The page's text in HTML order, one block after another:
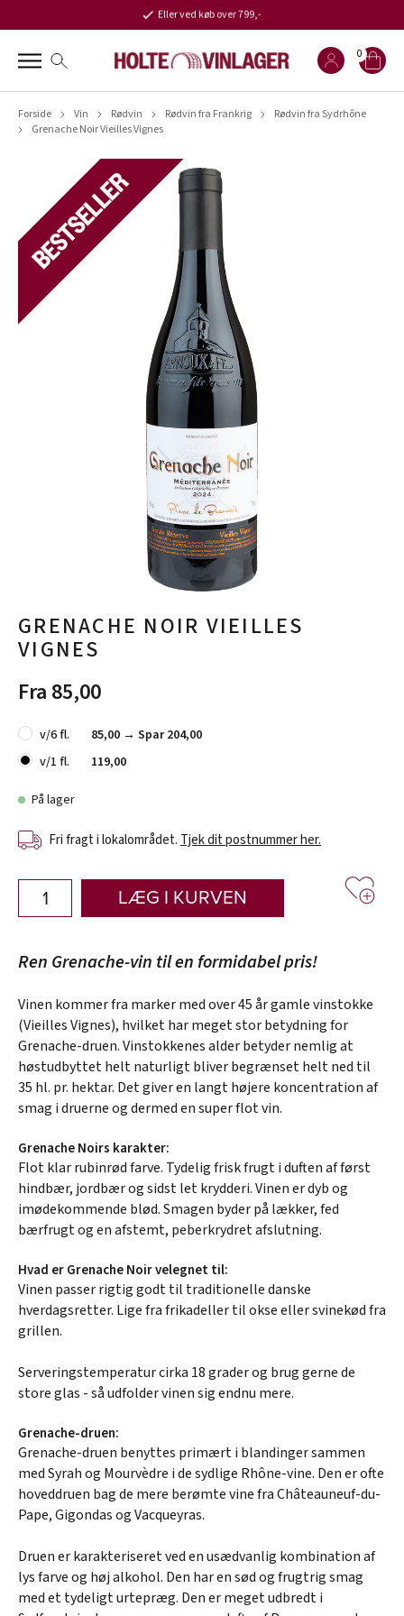
Eller ved køb over 799,-
0
Forside Vin Rødvin Rødvin fra Frankrig
Rødvin fra Sydrhône
Grenache Noir Vieilles Vignes
GRENACHE NOIR VIEILLES
VIGNES
Fra 85,00
v/6 fl. 85,00 → Spar 204,00
v/1 fl.
119,00
På lager
Fri fragt i lokalområdet. Tjek dit postnummer her.
LÆG I KURVEN
Ren Grenache-vin til en formidabel pris!
Vinen kommer fra marker med over 45 år gamle vinstokke
(Vieilles Vignes), hvilket har meget stor betydning for
Grenache-druen. Vinstokkenes alder betyder nemlig at
høstudbyttet helt naturligt bliver begrænset helt ned til
35 hl. pr. hektar. Det giver en langt højere koncentration af
smag i druerne og dermed en super flot vin.
Grenache Noirs karakter:
Flot klar rubinrød farve. Tydelig frisk frugt i duften af først
hindbær, jordbær og sidst let krydderi. Vinen er dyb og
imødekommende blød. Smagen byder på lækker, fed
bærfrugt og en afstemt, peberkrydret afslutning.
Hvad er Grenache Noir velegnet til:
Vinen passer rigtig godt til traditionelle danske
hverdagsretter. Lige fra frikadeller til okse eller svinekød fra
grillen.
Serveringstemperatur cirka 18 grader og brug gerne de
store glas - så udfolder vinen sig endnu mere.
Grenache-druen:
Grenache-druen benyttes primært i blandinger sammen
med Syrah og Mourvèdre i de sydlige Rhône-vine. Den er ofte
hoveddruen bag de mere berømte vine fra Châteauneuf-du-
Pape, Gigondas og Vacqueyras.
Druen er karakteriseret ved en usædvanlig kombination af
lys farve og høj alkohol. Den har en sød og frugtrig smag
med et tydeligt urtepræg. Den er meget udbredt i